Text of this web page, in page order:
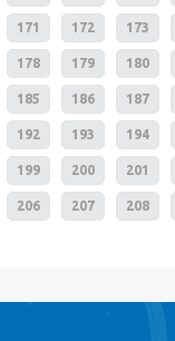
171 172 173
178 179 180
185 186 187
192 193 194
199 200 201
206 207 208